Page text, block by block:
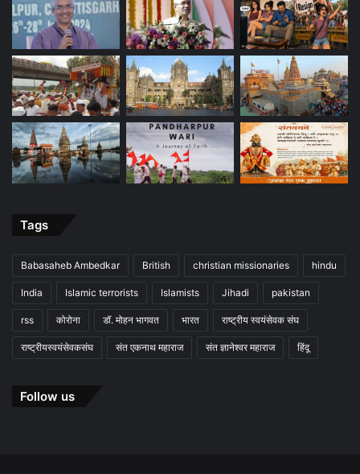
Tags
Babasaheb Ambedkar British christian missionaries hindu
India Islamic terrorists Islamists Jihadi pakistan
rss कोरोना डॉ. मोहन भागवत भारत राष्ट्रीय स्वयंसेवक संघ
राष्ट्रीयस्वयंसेवकसंघ संत एकनाथ महाराज संत ज्ञानेश्वर महाराज हिंदू
Follow us